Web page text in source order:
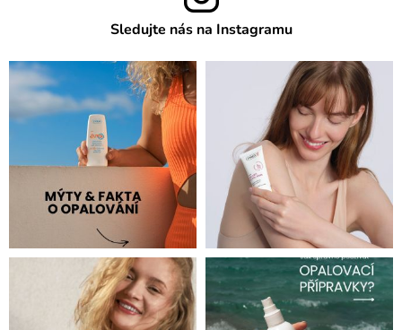
Sledujte nás na Instagramu